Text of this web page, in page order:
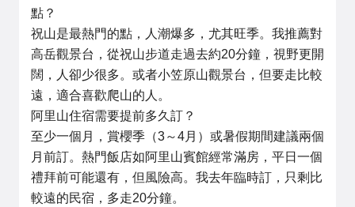
點？
祝山是最熱門的點，人潮爆多，尤其旺季。我推薦對
高岳觀景台，從祝山步道走過去約20分鐘，視野更開
闊，人卻少很多。或者小笠原山觀景台，但要走比較
遠，適合喜歡爬山的人。
阿里山住宿需要提前多久訂？
至少一個月，賞櫻季（3～4月）或暑假期間建議兩個
月前訂。熱門飯店如阿里山賓館經常滿房，平日一個
禮拜前可能還有，但風險高。我去年臨時訂，只剩比
較遠的民宿，多走20分鐘。